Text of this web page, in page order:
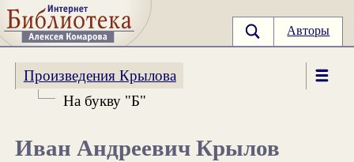
Авторы
Произведения Крылова
На букву "Б"
Иван Андреевич Крылов